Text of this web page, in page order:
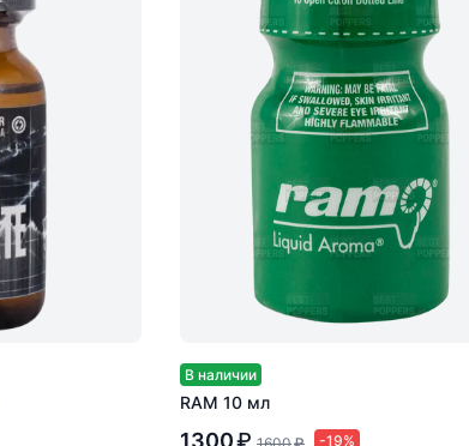
В наличии
RAM 10 мл
1300₽ -19%